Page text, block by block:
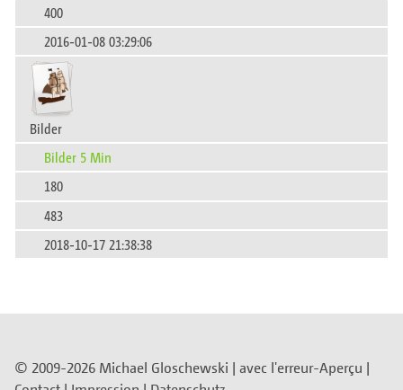
400
2016-01-08 03:29:06
Bilder
Bilder 5 Min
180
483
2018-10-17 21:38:38
© 2009-2026 Michael Gloschewski | avec l'erreur-Aperçu |